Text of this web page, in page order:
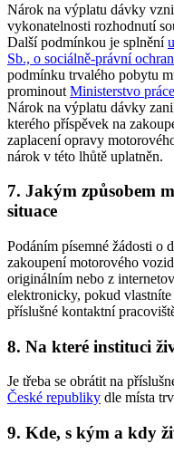
Nárok na výplatu dávky
vykonatelnosti rozhodnutí
Další podmínkou je splnění
Sb., o sociálně-právní
podmínku trvalého pobytu
prominout Ministerstvo
Nárok na výplatu dávky
kterého příspěvek na
zaplacení opravy
nárok v této lhůtě uplatněn.
7. Jakým způsobem
situace
Podáním písemné žádosti o
zakoupení motorového
originálním nebo z
elektronicky, pokud
příslušné kontaktní
8. Na které instituci
Je třeba se obrátit na
České republiky dle místa
9. Kde, s kým a kdy